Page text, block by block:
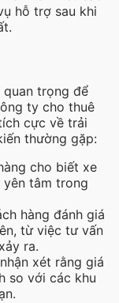
hỗ trợ sau khi
trọng để
ty cho thuê
cực về trải
thường gặp:
cho biết xe
tâm trong
hàng đánh giá
từ việc tư vấn
ra.
xét rằng giá
so với các khu